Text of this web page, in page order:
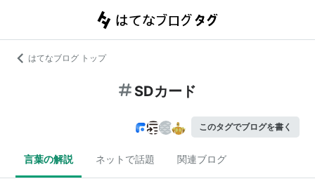
はてなブログ トップ
SDカード
このタグでブログを書く
言葉の解説 ネットで話題 関連ブログ